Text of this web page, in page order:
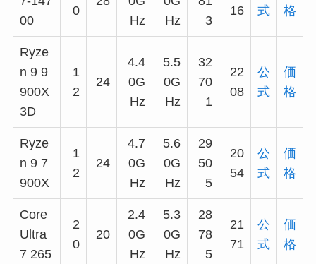
00
0
Hz
Hz
3
16
式
格
Ryze
n 9 9
900X
3D
1
2
24
4.4
0G
Hz
5.5
0G
Hz
32
70
1
22
08
公
式
価
格
Ryze
n 9 7
900X
1
2
24
4.7
0G
Hz
5.6
0G
Hz
29
50
5
20
54
公
式
価
格
Core
Ultra
7 265
2
0
20
2.4
0G
Hz
5.3
0G
Hz
28
78
5
21
71
公
式
価
格